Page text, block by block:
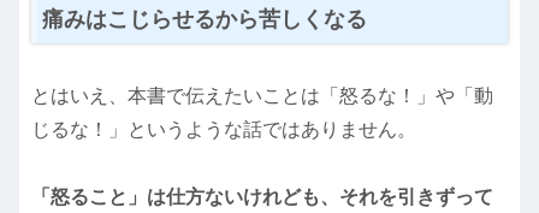
痛みはこじらせるから苦しくなる
とはいえ、本書で伝えたいことは「怒るな！」や「動
じるな！」というような話ではありません。
「怒ること」は仕方ないけれども、それを引きずって